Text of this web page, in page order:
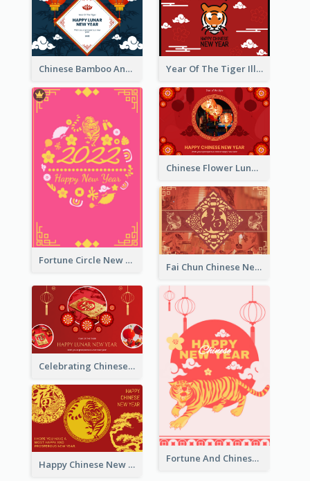
Chinese Bamboo And Lanterns New Year Greeting Card Year Of The Tiger Illustration Chinese New Year Greeting Card
Fortune Circle New Year Greeting Card
Chinese Flower Lunar New Year Greeting Card
Fai Chun Chinese New Year Greeting Card
Celebrating Chinese New Year Greeting Card
Fortune And Chinese New Year Greeting Card
Happy Chinese New Year Greeting Card With Circle illustrations